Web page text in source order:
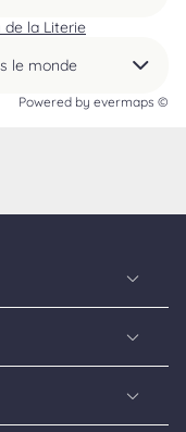
de la Literie
le monde
Powered by evermaps ©